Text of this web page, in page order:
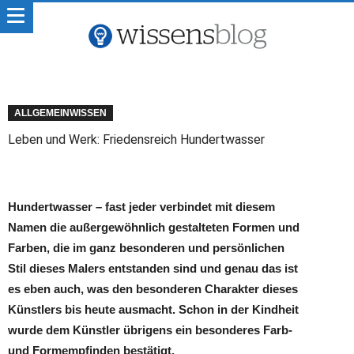
ALLGEMEINWISSEN
Leben und Werk: Friedensreich Hundertwasser
Hundertwasser – fast jeder verbindet mit diesem
Namen die außergewöhnlich gestalteten Formen und
Farben, die im ganz besonderen und persönlichen
Stil dieses Malers entstanden sind und genau das ist
es eben auch, was den besonderen Charakter dieses
Künstlers bis heute ausmacht. Schon in der Kindheit
wurde dem Künstler übrigens ein besonderes Farb-
und Formempfinden bestätigt.